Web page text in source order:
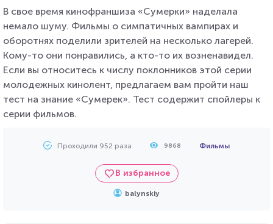
В свое время кинофраншиза «Сумерки» наделала
немало шуму. Фильмы о симпатичных вампирах и
оборотнях поделили зрителей на несколько лагерей.
Кому-то они понравились, а кто-то их возненавидел.
Если вы относитесь к числу поклонников этой серии
молодежных кинолент, предлагаем вам пройти наш
тест на знание «Сумерек». Тест содержит спойлеры к
серии фильмов.
Проходили 952 раза 9868 Фильмы
В избранное
balynskiy